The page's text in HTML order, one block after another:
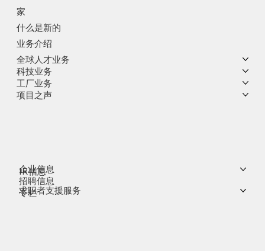
家
什么是新的
业务介绍
全球人才业务
科技业务
工厂业务
项目之声
企业信息
IR信息
招聘信息
求职者支援服务
专栏